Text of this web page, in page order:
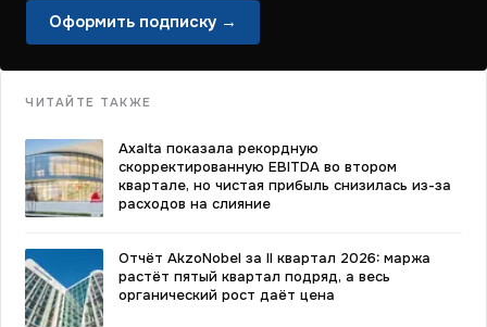
Оформить подписку →
ЧИТАЙТЕ ТАКЖЕ
Axalta показала рекордную
скорректированную EBITDA во втором
квартале, но чистая прибыль снизилась из-за
расходов на слияние
Отчёт AkzoNobel за II квартал 2026: маржа
растёт пятый квартал подряд, а весь
органический рост даёт цена